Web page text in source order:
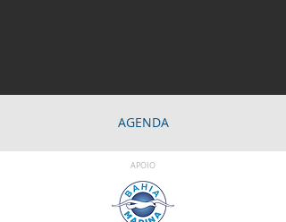
AGENDA
APOIO